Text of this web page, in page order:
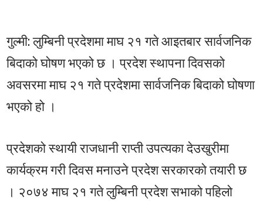
गुल्मी: लुम्बिनी प्रदेशमा माघ २१ गते आइतबार सार्वजनिक
बिदाको घोषण भएको छ । प्रदेश स्थापना दिवसको
अवसरमा माघ २१ गते प्रदेशमा सार्वजनिक बिदाको घोषणा
भएको हो ।
प्रदेशको स्थायी राजधानी राप्ती उपत्यका देउखुरीमा
कार्यक्रम गरी दिवस मनाउने प्रदेश सरकारको तयारी छ
। २०७४ माघ २१ गते लुम्बिनी प्रदेश सभाको पहिलो